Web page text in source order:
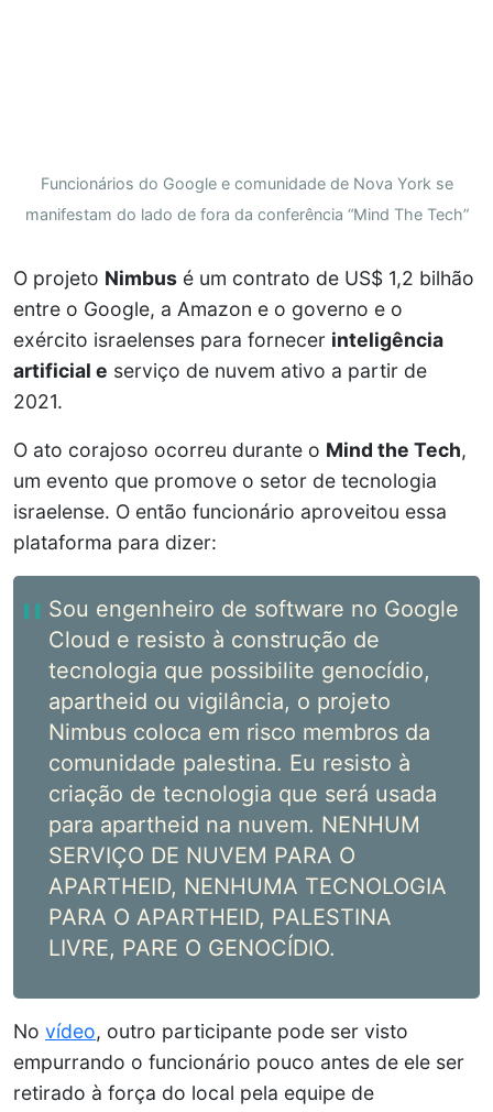
Funcionários do Google e comunidade de Nova York se
manifestam do lado de fora da conferência “Mind The Tech”
O projeto Nimbus é um contrato de US$ 1,2 bilhão
entre o Google, a Amazon e o governo e o
exército israelenses para fornecer inteligência
artificial e serviço de nuvem ativo a partir de
2021.
O ato corajoso ocorreu durante o Mind the Tech,
um evento que promove o setor de tecnologia
israelense. O então funcionário aproveitou essa
plataforma para dizer:
Sou engenheiro de software no Google
Cloud e resisto à construção de
tecnologia que possibilite genocídio,
apartheid ou vigilância, o projeto
Nimbus coloca em risco membros da
comunidade palestina. Eu resisto à
criação de tecnologia que será usada
para apartheid na nuvem. NENHUM
SERVIÇO DE NUVEM PARA O
APARTHEID, NENHUMA TECNOLOGIA
PARA O APARTHEID, PALESTINA
LIVRE, PARE O GENOCÍDIO.
No vídeo, outro participante pode ser visto
empurrando o funcionário pouco antes de ele ser
retirado à força do local pela equipe de